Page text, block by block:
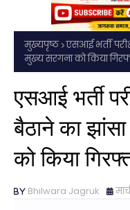
मुख्यपृष्ठ एसआई भर्ती
मुख्य सरगना को किया
एसआई भर्ती
बैठाने का
को किया
Bhilwara Jagruk